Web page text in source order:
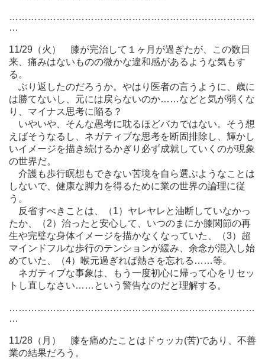
……………………………………………………………………
…
11/29（火） 膝が完治して１ヶ月が過ぎたが、この数日
来、痛みはないものの微かな違和感があるような気もす
る。
ぶり返したのだろうか。やはり医者の言うように、歳に
は勝てないし、元には戻らないのか……などと気が弱くな
り、マイナス思考に陥る？
いやいや、そんな愚考に耽るほどバカではない。そう想
えばそうなるし、ネガティブな思考を断固排除し、輝かし
いイメージを描き続けるかぎり必ず成就していくのが現象
の世界だ。
介護も歩行瞑想もできない苦境を自ら選ぶようなことは
しないで、健康な脚力を得るために業の世界の論理に従
う。
反省すべきことは、（1）ヤレヤレと油断していなかっ
たか、（2）治ったと安心して、いつのまにか膝関節の再
生や完璧な身体イメージを描かなくなっていた、（3）超
マインドフルな歩行のテンションが緩み、余念が混入し始
めていた、（4）喉元過ぎれば熱さを忘れる……等。
ネガティブな事象は、もう一度初心に帰って心をリセッ
トし直しなさい……という警告なのだと理解する。
……………………………………………………………………
…
11/28（月） 膝を痛めたことはドゥッカ(苦)であり、不善
業の結果だろう。